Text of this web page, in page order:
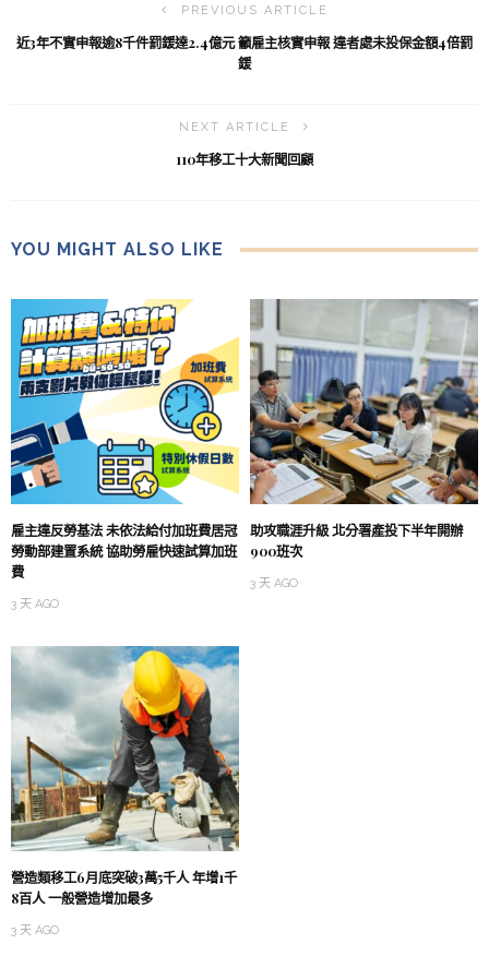
PREVIOUS ARTICLE
近3年不實申報逾8千件罰鍰達2.4億元 籲雇主核實申報 違者處未投保金額4倍罰
鍰
NEXT ARTICLE
110年移工十大新聞回顧
YOU MIGHT ALSO LIKE
雇主違反勞基法 未依法給付加班費居冠
勞動部建置系統 協助勞雇快速試算加班
費
3 天 AGO
助攻職涯升級 北分署產投下半年開辦
900班次
3 天 AGO
營造類移工6月底突破3萬5千人 年增1千
8百人 一般營造增加最多
3 天 AGO